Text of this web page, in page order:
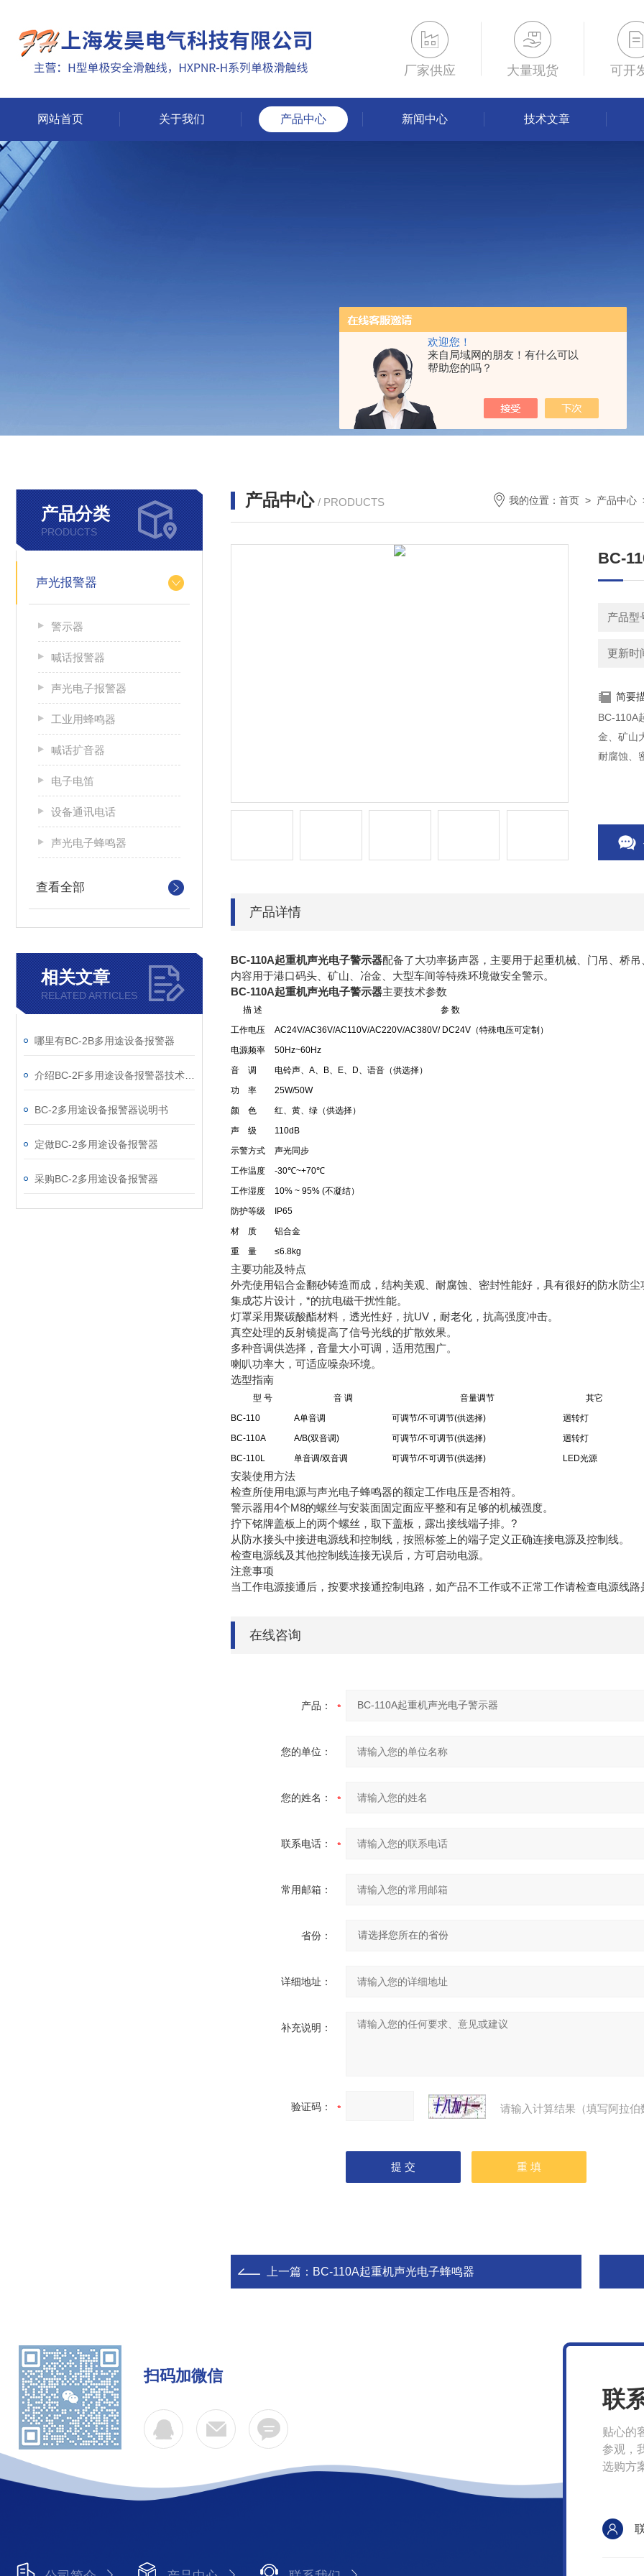
欢迎您！
来自局域网的朋友！有什么可以
帮助您的吗？
厂家供应 大量现货 可开
网站首页 关于我们 产品中心 新闻中心 技术文章
产品分类
PRODUCTS
声光报警器
警示器
喊话报警器
声光电子报警器
工业用蜂鸣器
喊话扩音器
电子电笛
设备通讯电话
声光电子蜂鸣器
查看全部
相关文章
RELATED ARTICLES
哪里有BC-2B多用途设备报警器
BC-2多用途设备报警器说明书
定做BC-2多用途设备报警器
采购BC-2多用途设备报警器
产品中心 / PRODUCTS 我的位置： 首页 > 产品中心
BC-
产品型
更新时
简要
BC-110A
金、矿山
耐腐蚀、
产品详情
BC-110A起重机声光电子警示器配备了大功率扬声器，主要用于起重机械、门吊、桥
内容用于港口码头、矿山、冶金、大型车间等特殊环境做安全警示。
BC-110A起重机声光电子警示器主要技术参数
描 述
参 数
工作电压
AC24V/AC36V/AC110V/AC220V/AC380V/ DC24V（特殊电压可定制）
电源频率
50Hz~60Hz
音 调
电铃声、A、B、E、D、语音（供选择）
功 率
25W/50W
颜 色
红、黄、绿（供选择）
声 级
110dB
示警方式
声光同步
工作温度
-30℃~+70℃
工作湿度
10% ~ 95% (不凝结）
防护等级
IP65
材 质
铝合金
重 量
≤6.8kg
主要功能及特点
外壳使用铝合金翻砂铸造而成，结构美观、耐腐蚀、密封性能好，具有很好的防水防尘
集成芯片设计，*的抗电磁干扰性能。
灯罩采用聚碳酸酯材料，透光性好，抗UV，耐老化，抗高强度冲击。
真空处理的反射镜提高了信号光线的扩散效果。
多种音调供选择，音量大小可调，适用范围广。
喇叭功率大，可适应噪杂环境。
选型指南
型 号 音 调 音量调节
其它
BC-110
A单音调 可调节/不可调节(供选择)
迴转灯
BC-110A
A/B(双音调) 可调节/不可调节(供选择)
迴转灯
BC-110L
单音调/双音调 可调节/不可调节(供选择) LED光源
安装使用方法
检查所使用电源与声光电子蜂鸣器的额定工作电压是否相符。
警示器用4个M8的螺丝与安装面固定面应平整和有足够的机械强度。
拧下铭牌盖板上的两个螺丝，取下盖板，露出接线端子排。?
从防水接头中接进电源线和控制线，按照标签上的端子定义正确连接电源及控制线。
检查电源线及其他控制线连接无误后，方可启动电源。
注意事项
当工作电源接通后，按要求接通控制电路，如产品不工作或不正常工作请检查电源线
在线咨询
产品：
您的单位：
您的姓名：
联系电话：
常用邮箱：
省份：
详细地址：
补充说明：
验证码： 请输入计算结果（填写阿拉
上一篇： BC-110A起重机声光电子蜂鸣器
扫码加微信
联
贴心的
参观，
选购方